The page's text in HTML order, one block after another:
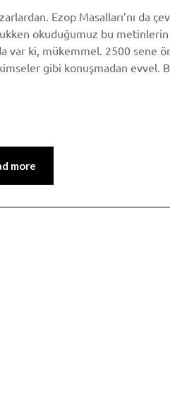
Ezop Masalları’nı da
okuduğumuz bu metinlerin
var ki, mükemmel. 2500 sene
gibi konuşmadan evvel.
more